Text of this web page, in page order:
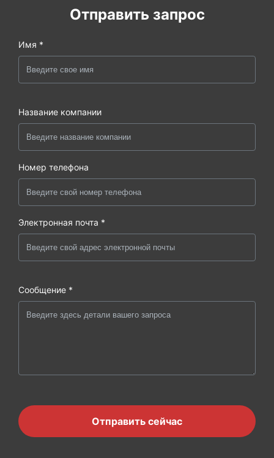
Отправить запрос
Имя *
Название компании
Номер телефона
Электронная почта *
Сообщение *
Отправить сейчас